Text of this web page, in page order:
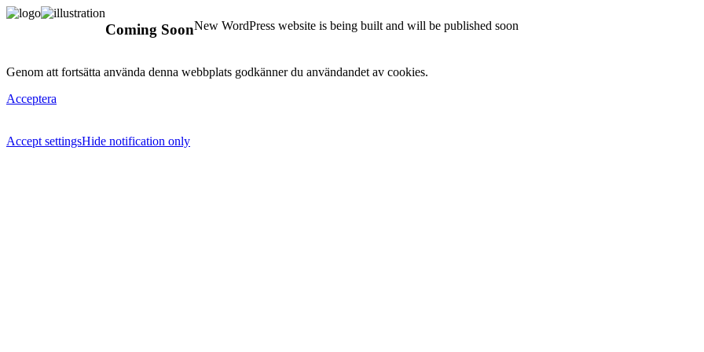
Coming SoonNew WordPress website is being built and will be published soon
Genom att fortsätta använda denna webbplats godkänner du användandet av cookies.
Acceptera
Accept settingsHide notification only